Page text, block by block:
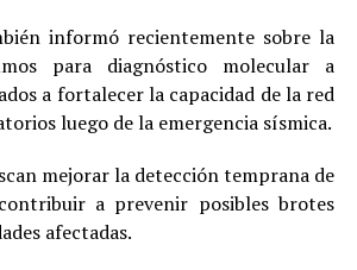
informó recientemente sobre la
para diagnóstico molecular a
a fortalecer la capacidad de la red
luego de la emergencia sísmica.
mejorar la detección temprana de
a prevenir posibles brotes
afectadas.